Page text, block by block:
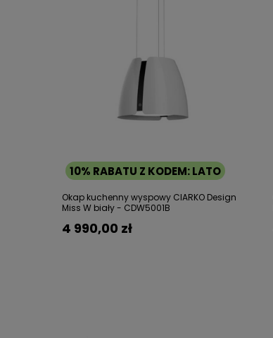
10% RABATU Z KODEM: LATO
Okap kuchenny wyspowy CIARKO Design
Miss W biały - CDW5001B
4 990,00 zł